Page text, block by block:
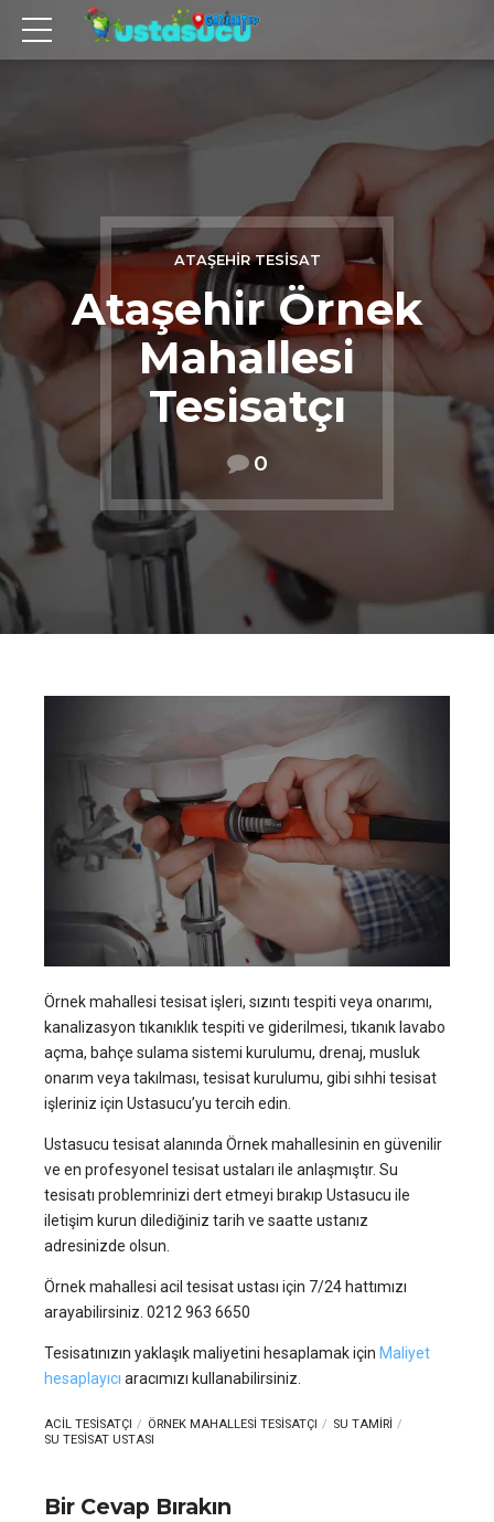
ATAŞEHIR TESISAT
Ataşehir Örnek
Mahallesi
Tesisatçı
0
Örnek mahallesi tesisat işleri, sızıntı tespiti veya onarımı,
kanalizasyon tıkanıklık tespiti ve giderilmesi, tıkanık lavabo
açma, bahçe sulama sistemi kurulumu, drenaj, musluk
onarım veya takılması, tesisat kurulumu, gibi sıhhi tesisat
işleriniz için Ustasucu’yu tercih edin.
Ustasucu tesisat alanında Örnek mahallesinin en güvenilir
ve en profesyonel tesisat ustaları ile anlaşmıştır. Su
tesisatı problemrinizi dert etmeyi bırakıp Ustasucu ile
iletişim kurun dilediğiniz tarih ve saatte ustanız
adresinizde olsun.
Örnek mahallesi acil tesisat ustası için 7/24 hattımızı
arayabilirsiniz. 0212 963 6650
Tesisatınızın yaklaşık maliyetini hesaplamak için Maliyet
hesaplayıcı aracımızı kullanabilirsiniz.
ACIL TESISATÇI ÖRNEK MAHALLESI TESISATÇI
SU TAMIRI
SU TESISAT USTASI
Bir Cevap Bırakın